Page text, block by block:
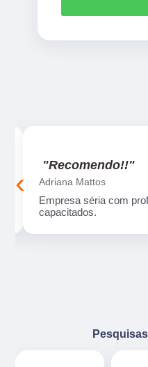
"Recomendo!!"
Adriana Mattos
Empresa séria com
capacitados.
‹